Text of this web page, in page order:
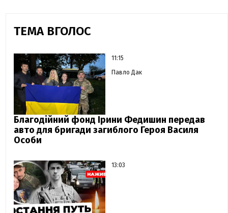
ТЕМА ВГОЛОС
11:15
Павло Дак
Благодійний фонд Ірини Федишин передав
авто для бригади загиблого Героя Василя
Особи
13:03